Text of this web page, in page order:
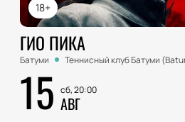
18+
ГИО ПИКА
Батуми Теннисный клуб Батуми
15 сб, 20:00
АВГ